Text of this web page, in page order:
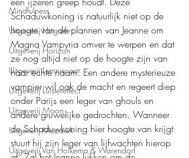
Mindfulness
Uitgeverij Hogrefe
Uitgeverij Horizon
Uitgeverij Lemniscaat
Uitgeverij Luistereffect
Uitgeverij Moon
Uitgeverij Mozaïek
Uitgeverij Van Holkema & Warendorf
Schaduwkoning is natuurlijk niet op de
hoogte van de plannen van Jeanne om
Magna Vampyria omver te werpen en dat
ze nog altijd niet op de hoogte zijn van
haar echte naam. Een andere mysterieuze
vampier wil ook de macht en regeert diep
onder Parijs een leger van ghouls en
andere gruwelijke gedrochten. Wanneer
de Schaduwkoning hier hoogte van krijgt
stuurt hij zijn leger van lijfwachten hierop